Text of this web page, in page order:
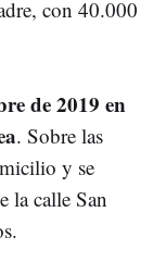
con 40.000
de 2019 en
. Sobre las
y se
la calle San